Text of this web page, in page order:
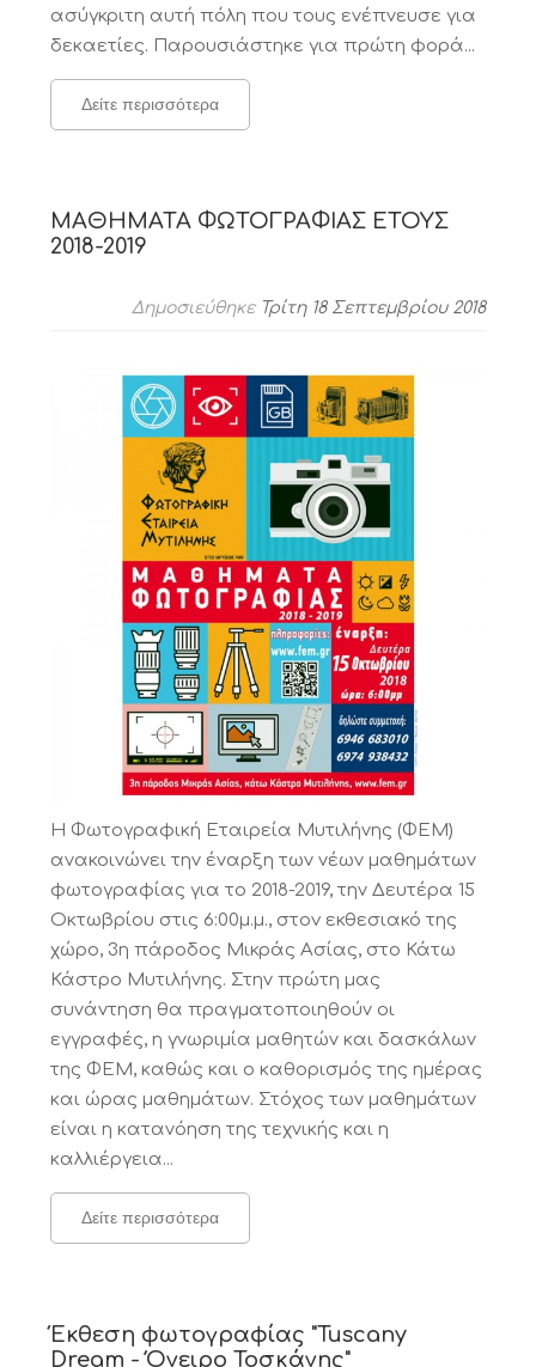
ασύγκριτη αυτή πόλη που τους ενέπνευσε για
δεκαετίες. Παρουσιάστηκε για πρώτη φορά...
Δείτε περισσότερα
ΜΑΘΗΜΑΤΑ ΦΩΤΟΓΡΑΦΙΑΣ ΕΤΟΥΣ
2018-2019
Δημοσιεύθηκε Τρίτη 18 Σεπτεμβρίου 2018
Η Φωτογραφική Εταιρεία Μυτιλήνης (ΦΕΜ)
ανακοινώνει την έναρξη των νέων μαθημάτων
φωτογραφίας για το 2018-2019, την Δευτέρα 15
Οκτωβρίου στις 6:00μ.μ., στοv εκθεσιακό της
χώρο, 3η πάροδος Μικράς Ασίας, στο Κάτω
Κάστρο Μυτιλήνης. Στην πρώτη μας
συνάντηση θα πραγματοποιηθούν οι
εγγραφές, η γνωριμία μαθητών και δασκάλων
της ΦΕΜ, καθώς και ο καθορισμός της ημέρας
και ώρας μαθημάτων. Στόχος των μαθημάτων
είναι η κατανόηση της τεχνικής και η
καλλιέργεια...
Δείτε περισσότερα
Έκθεση φωτογραφίας "Tuscany
Dream - Όνειρο Τοσκάνης"